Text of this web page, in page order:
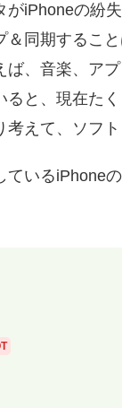
iPhoneの紛
＆同期するこ
、音楽、ア
と、現在た
えて、ソフ
いるiPhone